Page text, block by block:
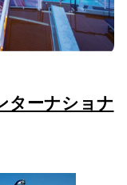
ターナショナ